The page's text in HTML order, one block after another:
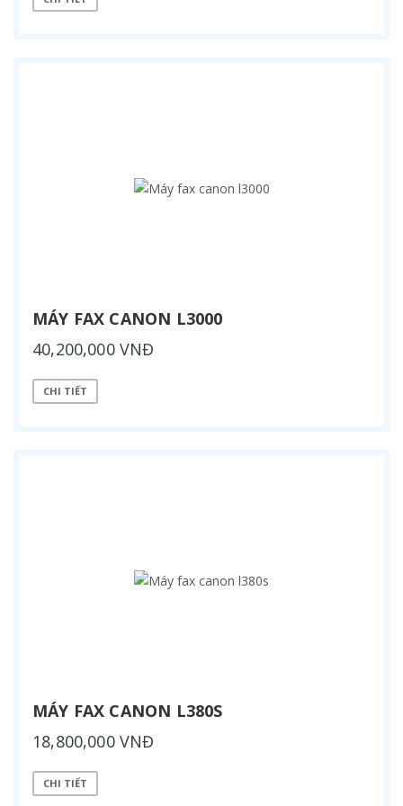
MÁY FAX CANON L3000
40,200,000 VNĐ
CHI TIẾT
MÁY FAX CANON L380S
18,800,000 VNĐ
CHI TIẾT